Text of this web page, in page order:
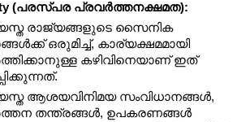
(പരസ്പര പ്രവർത്തനക്ഷമത):
രാജ്യങ്ങളുടെ സൈനിക
ഒരുമിച്ച്, കാര്യക്ഷമമായി
കഴിവിനെയാണ് ഇത്
ആശയവിനിമയ സംവിധാനങ്ങൾ,
തന്ത്രങ്ങൾ, ഉപകരണങ്ങൾ